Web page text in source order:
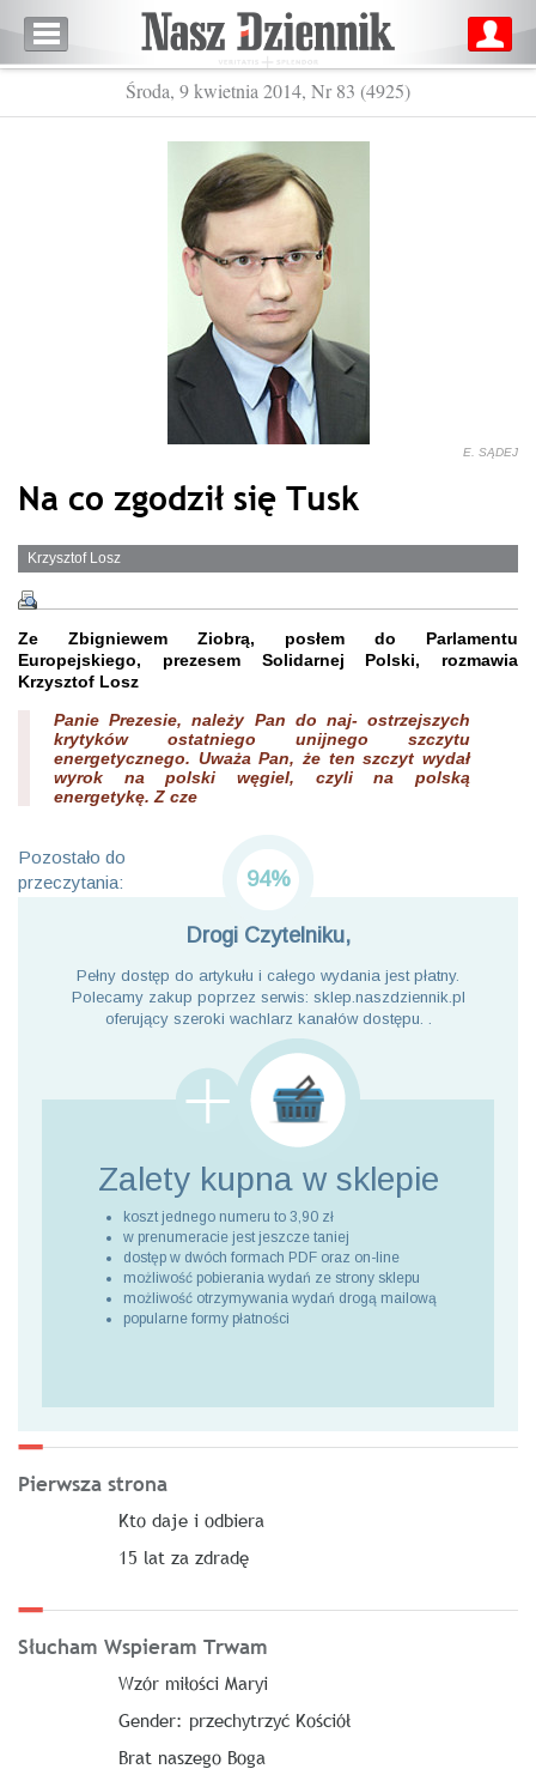
Środa, 9 kwietnia 2014, Nr 83 (4925)
E. SĄDEJ
Na co zgodził się Tusk
Krzysztof Losz
Ze Zbigniewem Ziobrą, posłem do Parlamentu
Europejskiego, prezesem Solidarnej Polski, rozmawia
Krzysztof Losz
Panie Prezesie, należy Pan do naj- ostrzejszych
krytyków ostatniego unijnego szczytu
energetycznego. Uważa Pan, że ten szczyt wydał
wyrok na polski węgiel, czyli na polską
energetykę. Z cze
Pozostało do
przeczytania:
94%
Drogi Czytelniku,
Pełny dostęp do artykułu i całego wydania jest płatny.
Polecamy zakup poprzez serwis: sklep.naszdziennik.pl
oferujący szeroki wachlarz kanałów dostępu. .
Zalety kupna w sklepie
koszt jednego numeru to 3,90 zł
w prenumeracie jest jeszcze taniej
dostęp w dwóch formach PDF oraz on-line
możliwość pobierania wydań ze strony sklepu
możliwość otrzymywania wydań drogą mailową
popularne formy płatności
Pierwsza strona
Kto daje i odbiera
15 lat za zdradę
Słucham Wspieram Trwam
Wzór miłości Maryi
Gender: przechytrzyć Kościół
Brat naszego Boga